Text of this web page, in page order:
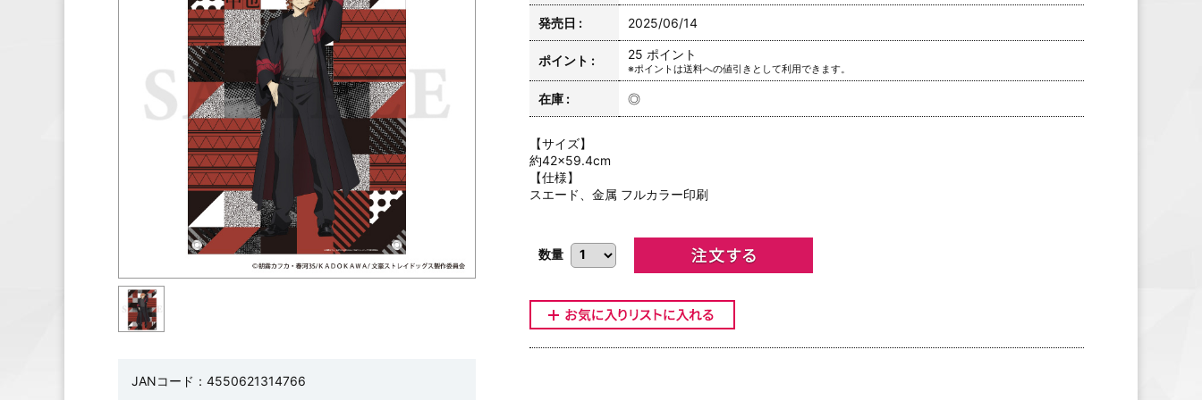
JANコード：4550621314766
発売日 : 2025/06/14
ポイント : 25 ポイント
※ポイントは送料への値引きとして利用できます。
在庫 : ◎
【サイズ】
約42×59.4cm
【仕様】
スエード、金属 フルカラー印刷
数量